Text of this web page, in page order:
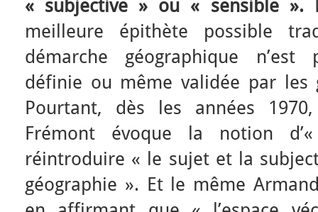
« subjective » ou « sensible ».
meilleure épithète possible
démarche géographique
définie ou même validée par les
Pourtant, dès les années
Frémont évoque la notion
réintroduire « le sujet et la
géographie ». Et le même